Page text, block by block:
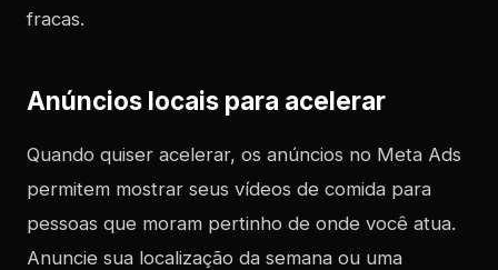
fracas.
Anúncios locais para acelerar
Quando quiser acelerar, os anúncios no Meta Ads
permitem mostrar seus vídeos de comida para
pessoas que moram pertinho de onde você atua.
Anuncie sua localização da semana ou uma